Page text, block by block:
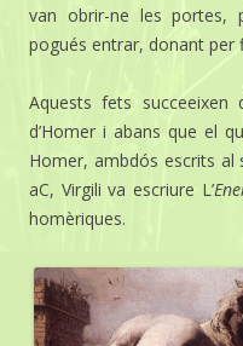
van obrir-ne les portes,
pogués entrar, donant per
Aquests fets succeeixen
d’Homer i abans que el
Homer, ambdós escrits al
aC, Virgili va escriure L’
homèriques.